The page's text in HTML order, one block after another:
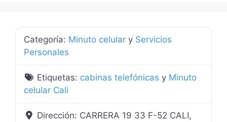
Categoría: Minuto celular y Servicios
Personales
Etiquetas: cabinas telefónicas y Minuto
celular Cali
Dirección: CARRERA 19 33 F-52 CALI,